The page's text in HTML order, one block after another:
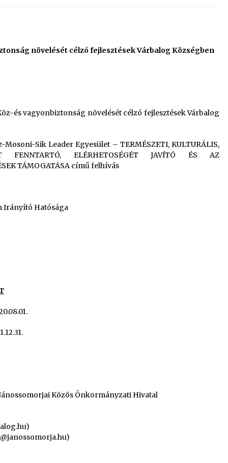
növelését célzó fejlesztések Várbalog Községben
és vagyonbiztonság növelését célzó fejlesztések Várbalog
Mosoni-Sik Leader Egyesület – TERMÉSZETI, KULTURÁLIS,
FENNTARTÓ, ELÉRHETOSÉGÉT JAVÍTÓ ÉS AZ
TÁMOGATÁSA című felhívás
Irányító Hatósága
Közös Önkormányzati Hivatal